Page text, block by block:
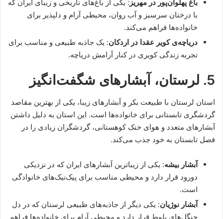
باغ پهلوان‌پور در مهریز : یکی از باغ‌های تاریخی و زیبای ایران که
با درختان سرسبز و آب روان، محیطی آرام و دلپذیر برای
خانواده‌ها فراهم می‌کند.
دریاچه‌ی کویر عقدا در اردکان: یک جاذبه طبیعی و مناسب برای
تجربه زندگی کویری در کنار آرامش دریاچه.
5. لرستان، آبشارهای شگفت‌انگیز
استان لرستان با طبیعت بکر و آبشارهای زیبا، یکی از بهترین مقاصد
گردشگری تابستانی برای خانواده‌ها است. این استان به دلیل داشتن
آبشارهای متعدد و هوای خنک کوهستانی، گردشگران زیادی را در
فصل تابستان به خود جذب می‌کند.
آبشار بیشه: یکی از زیباترین آبشارهای ایران که در نزدیکی
دورود قرار دارد و محیطی مناسب برای پیک‌نیک‌های خانوادگی
است.
آبشار نوژیان: یکی دیگر از جاذبه‌های طبیعی لرستان که در دل
جنگل‌های بلوط قرار دارد و محیطی آرام برای خانواده‌ها فراهم